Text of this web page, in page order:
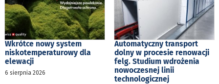
Wkrótce nowy system
niskotemperaturowy dla
elewacji
6 sierpnia 2026
Automatyczny transport
dolny w procesie renowacji
felg. Studium wdrożenia
nowoczesnej linii
technologicznej